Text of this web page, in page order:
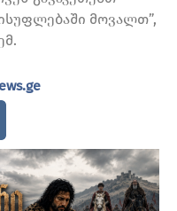
მოვალთ”,